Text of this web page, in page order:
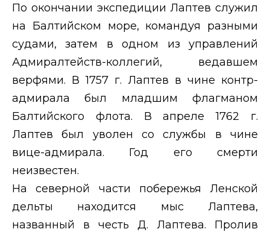
По окончании экспедиции Лаптев служил
на Балтийском море, командуя разными
судами, затем в одном из управлений
Адмиралтейств-коллегий, ведавшем
верфями. В 1757 г. Лаптев в чине контр-
адмирала был младшим флагманом
Балтийского флота. В апреле 1762 г.
Лаптев был уволен со службы в чине
вице-адмирала. Год его смерти
неизвестен.
На северной части побережья Ленской
дельты находится мыс Лаптева,
названный в честь Д. Лаптева. Пролив